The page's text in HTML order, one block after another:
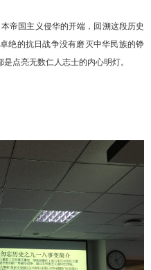
帝国主义侵华的开端，回溯这段历史
绝的抗日战争没有磨灭中华民族的铮
点亮无数仁人志士的内心明灯。